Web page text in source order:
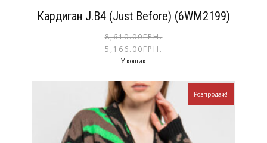
Кардиган J.B4 (Just Before) (6WM2199)
8,610.00ГРН.
5,166.00ГРН.
У кошик
Розпродаж!